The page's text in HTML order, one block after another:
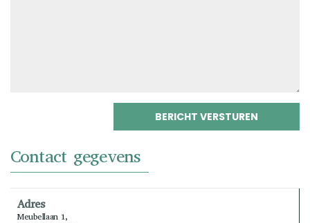
Contact gegevens
Adres
Meubellaan 1,